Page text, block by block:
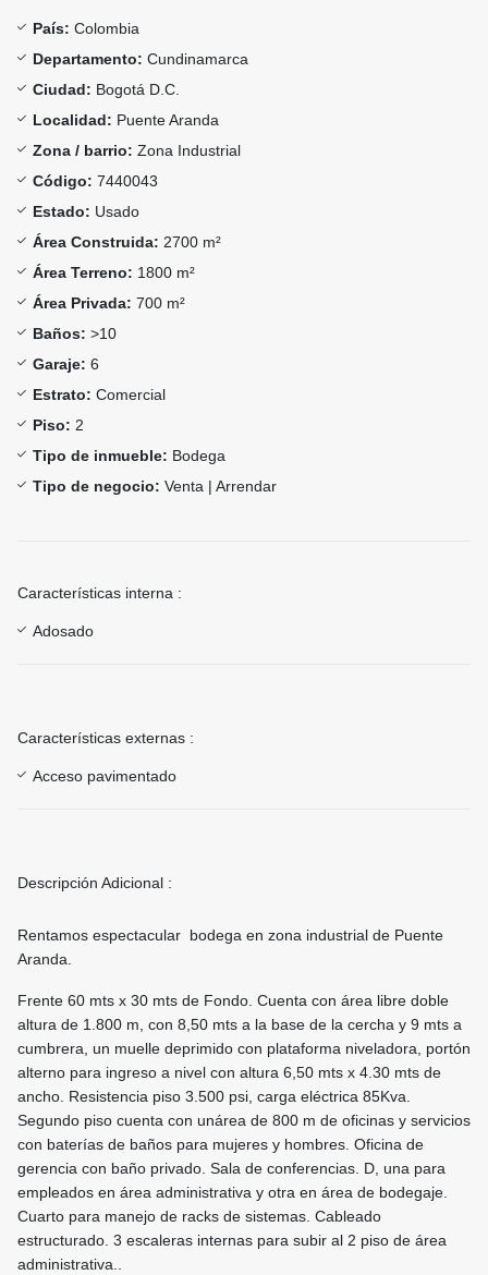
País: Colombia
Departamento: Cundinamarca
Ciudad: Bogotá D.C.
Localidad: Puente Aranda
Zona / barrio: Zona Industrial
Código: 7440043
Estado: Usado
Área Construida: 2700 m²
Área Terreno: 1800 m²
Área Privada: 700 m²
Baños: >10
Garaje: 6
Estrato: Comercial
Piso: 2
Tipo de inmueble: Bodega
Tipo de negocio: Venta | Arrendar
Características interna :
Adosado
Características externas :
Acceso pavimentado
Descripción Adicional :
Rentamos espectacular bodega en zona industrial de Puente
Aranda.
Frente 60 mts x 30 mts de Fondo. Cuenta con área libre doble
altura de 1.800 m, con 8,50 mts a la base de la cercha y 9 mts a
cumbrera, un muelle deprimido con plataforma niveladora, portón
alterno para ingreso a nivel con altura 6,50 mts x 4.30 mts de
ancho. Resistencia piso 3.500 psi, carga eléctrica 85Kva.
Segundo piso cuenta con unárea de 800 m de oficinas y servicios
con baterías de baños para mujeres y hombres. Oficina de
gerencia con baño privado. Sala de conferencias. D, una para
empleados en área administrativa y otra en área de bodegaje.
Cuarto para manejo de racks de sistemas. Cableado
estructurado. 3 escaleras internas para subir al 2 piso de área
administrativa..